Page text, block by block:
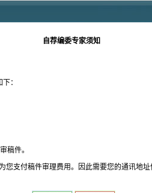
自荐编委专家须知
：
稿件。
您支付稿件审理费用。因此需要您的通讯地